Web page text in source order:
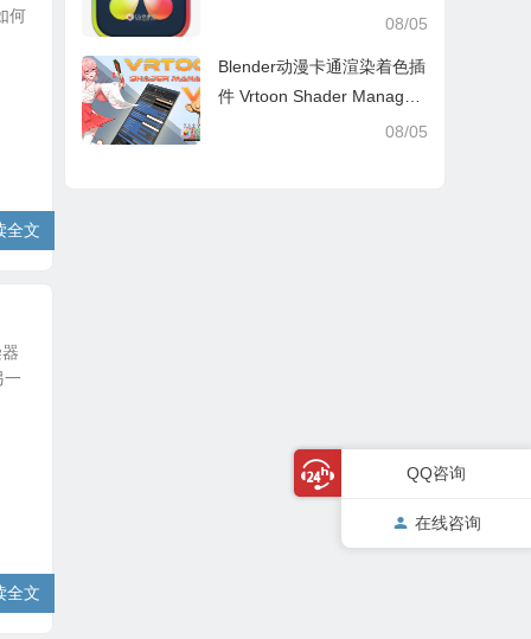
何
全文
一
全文
08/05
Blender动漫卡通渲染着色插
件 Vrtoon Shader Manager
08/05
QQ咨询
在线咨询